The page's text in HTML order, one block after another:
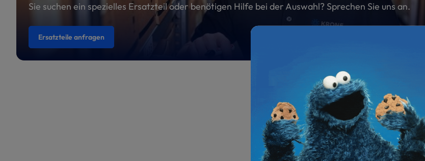
Sie suchen ein spezielles Ersatzteil oder benötigen Hilfe bei der Auswahl? Sprechen Sie uns an.
Ersatzteile anfragen